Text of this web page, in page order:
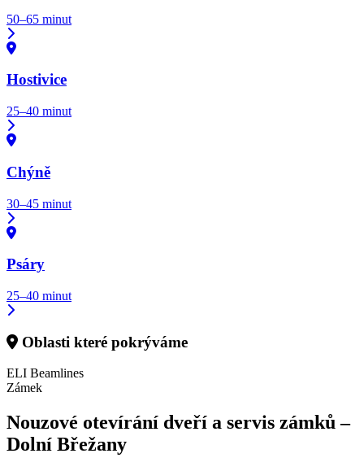
50–65 minut
Hostivice
25–40 minut
Chýně
30–45 minut
Psáry
25–40 minut
Oblasti které pokrýváme
ELI Beamlines
Zámek
Nouzové otevírání dveří a servis zámků –
Dolní Břežany